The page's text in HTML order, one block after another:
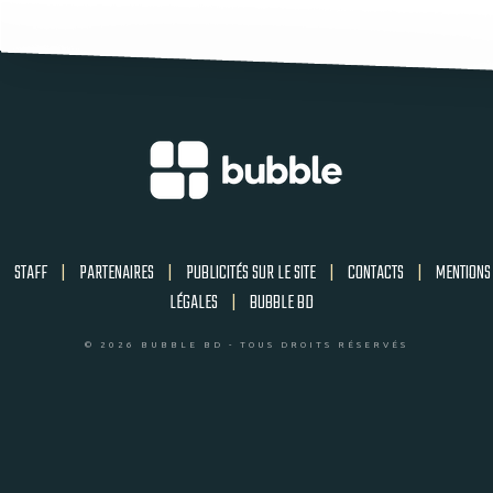
STAFF | PARTENAIRES | PUBLICITÉS SUR LE SITE | CONTACTS | MENTIONS
LÉGALES | BUBBLE BD
© 2026 BUBBLE BD - TOUS DROITS RÉSERVÉS